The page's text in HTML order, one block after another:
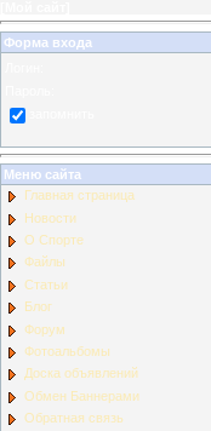
Форма входа
Меню сайта
Главная страница
Новости
О Спорте
Файлы
Статьи
Блог
Форум
Фотоальбомы
Доска объявлений
Обмен Баннерами
Обратная связь